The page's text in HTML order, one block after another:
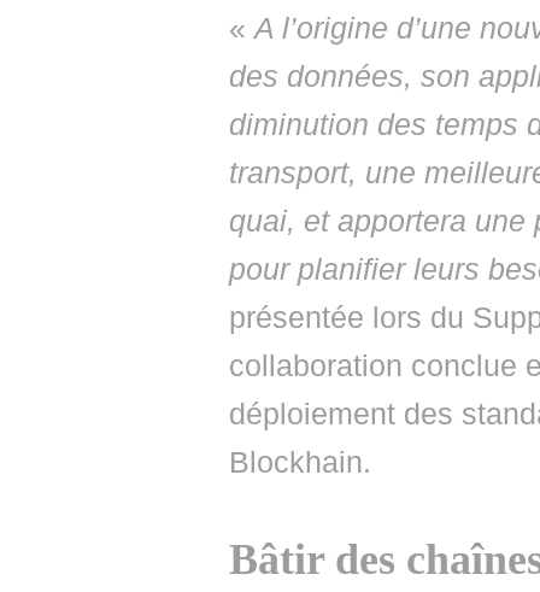
«A l’origine d’une
des données, son
diminution des temps
transport, une
quai, et apportera
pour planifier leurs
présentée lors du
collaboration conclue
déploiement des
Blockhain.
Bâtir des